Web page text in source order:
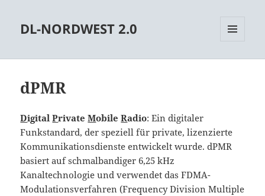
DL-NORDWEST 2.0
dPMR
DigitalPrivateMobileRadio: Ein digitaler
Funkstandard, der speziell für private, lizenzierte
Kommunikationsdienste entwickelt wurde. dPMR
basiert auf schmalbandiger 6,25 kHz
Kanaltechnologie und verwendet das FDMA-
Modulationsverfahren (Frequency Division Multiple